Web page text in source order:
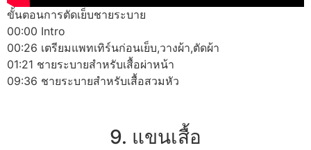
ขั้นตอนการตัดเย็บชายระบาย
00:00 Intro
00:26 เตรียมแพทเทิร์นก่อนเย็บ,วางผ้า,ตัดผ้า
01:21 ชายระบายสำหรับเสื้อผ่าหน้า
09:36 ชายระบายสำหรับเสื้อสวมหัว
9. แขนเสื้อ